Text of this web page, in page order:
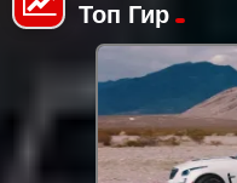
Топ Гир